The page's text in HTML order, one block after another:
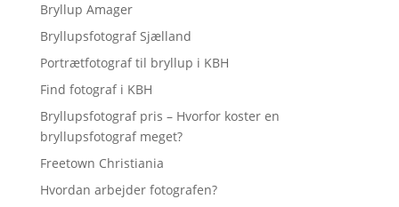
Bryllup Amager
Bryllupsfotograf Sjælland
Portrætfotograf til bryllup i KBH
Find fotograf i KBH
Bryllupsfotograf pris – Hvorfor koster en
bryllupsfotograf meget?
Freetown Christiania
Hvordan arbejder fotografen?